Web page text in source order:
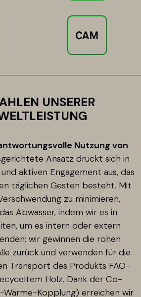
UNSERER
Nutzung von
Ansatz drückt sich in
aktiven Engagement aus, das
täglichen Gesten besteht. Mit
zu minimieren,
Abwasser, indem wir es in
um es intern oder extern
wir gewinnen die rohen
zurück und verwenden für die
Transport des Produkts FAO-
Holz. Dank der Co-
Wärme-Kopplung) erreichen wir